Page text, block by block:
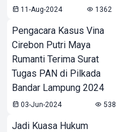
11-Aug-2024 1362
Pengacara Kasus Vina
Cirebon Putri Maya
Rumanti Terima Surat
Tugas PAN di Pilkada
Bandar Lampung 2024
03-Jun-2024 538
Jadi Kuasa Hukum